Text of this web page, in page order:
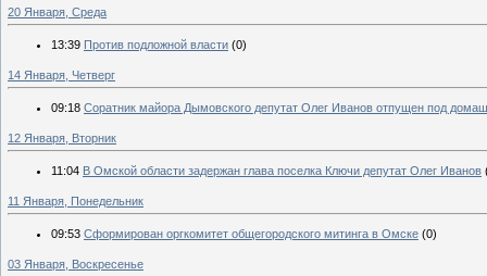
20 Января, Среда
13:39 Против подложной власти (0)
14 Января, Четверг
09:18 Соратник майора Дымовского депутат Олег Иванов отпущен под
12 Января, Вторник
11:04 В Омской области задержан глава поселка Ключи депутат Олег Иванов
11 Января, Понедельник
09:53 Сформирован оргкомитет общегородского митинга в Омске (0)
03 Января, Воскресенье